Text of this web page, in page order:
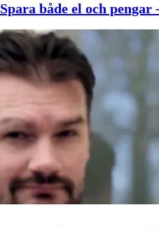
Spara både el och